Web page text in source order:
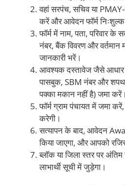
वहां सरपंच, सचिव या
करें और आवेदन फॉर्म निःशुल्क
फॉर्म में नाम, पता, परिवार के
नंबर, बैंक विवरण और वर्तमान
जानकारी भरें।
आवश्यक दस्तावेज जैसे आधार
पासबुक, SBM नंबर और शपथ
पक्का मकान नहीं है) जमा करें।
फॉर्म ग्राम पंचायत में जमा
करेगी।
सत्यापन के बाद, आवेदन
किया जाएगा, और आपको
ब्लॉक या जिला स्तर पर
लाभार्थी सूची में जुड़ेगा।